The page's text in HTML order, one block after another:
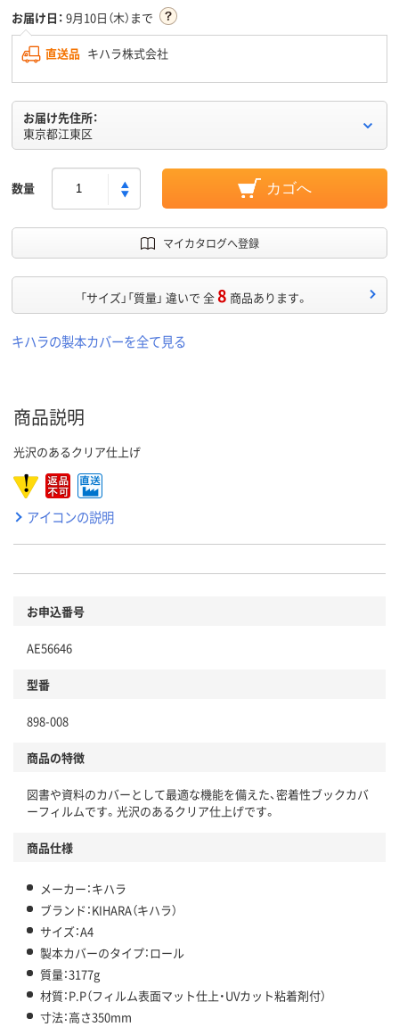
お届け日： 9月10日（木）まで
直送品 キハラ株式会社
お届け先住所：
東京都江東区
数量 カゴへ
マイカタログへ登録
「サイズ」「質量」 違いで 全8 商品あります。
キハラの製本カバーを全て見る
商品説明
光沢のあるクリア仕上げ
アイコンの説明
お申込番号
AE56646
型番
898-008
商品の特徴
図書や資料のカバーとして最適な機能を備えた、密着性ブックカバ
ーフィルムです。光沢のあるクリア仕上げです。
商品仕様
メーカー：キハラ
ブランド：KIHARA（キハラ）
サイズ：A4
製本カバーのタイプ：ロール
質量：3177g
材質：P.P（フィルム表面マット仕上・UVカット粘着剤付）
寸法：高さ350mm